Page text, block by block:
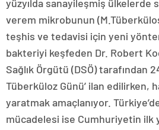
yüzyılda sanayileşmiş ülkelerde
verem mikrobunun
teşhis ve tedavisi için yeni
bakteriyi keşfeden Dr. Robert
Sağlık Örgütü (DSÖ) tarafından
Tüberküloz Günü’ ilan edilirken,
yaratmak amaçlanıyor.
mücadelesi ise Cumhuriyetin ilk